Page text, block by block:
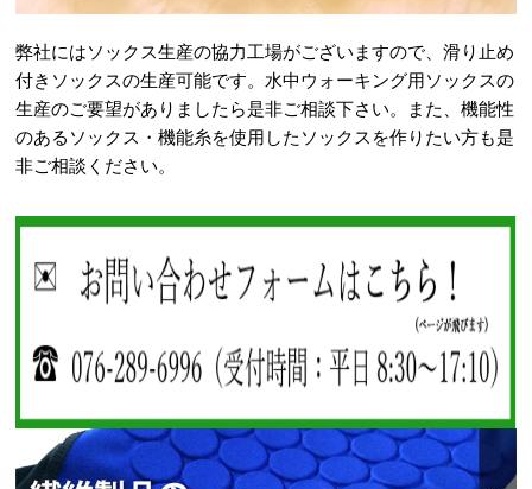
弊社にはソックス生産の協力工場がございますので、滑り止め
付きソックスの生産可能です。水中ウォーキング用ソックスの
生産のご要望がありましたら是非ご相談下さい。また、機能性
のあるソックス・機能糸を使用したソックスを作りたい方も是
非ご相談ください。